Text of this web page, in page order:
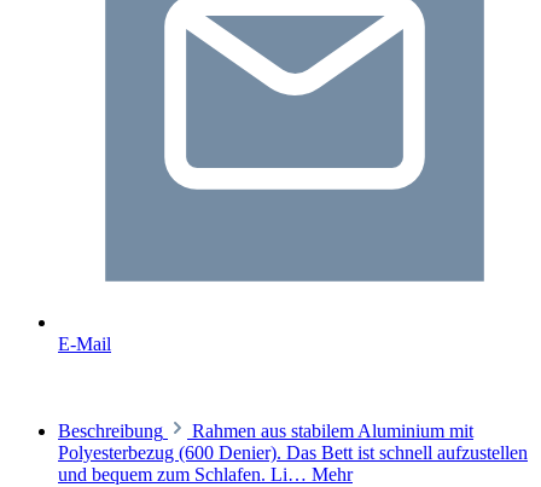
E-Mail
Beschreibung
Rahmen aus stabilem Aluminium mit
Polyesterbezug (600 Denier). Das Bett ist schnell aufzustellen
und bequem zum Schlafen. Li… Mehr